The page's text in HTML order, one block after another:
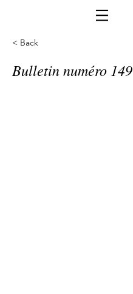
< Back
Bulletin numéro 149